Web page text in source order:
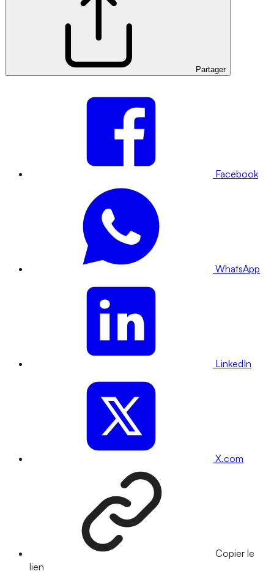
Partager
Facebook
WhatsApp
LinkedIn
X.com
Copier le
lien